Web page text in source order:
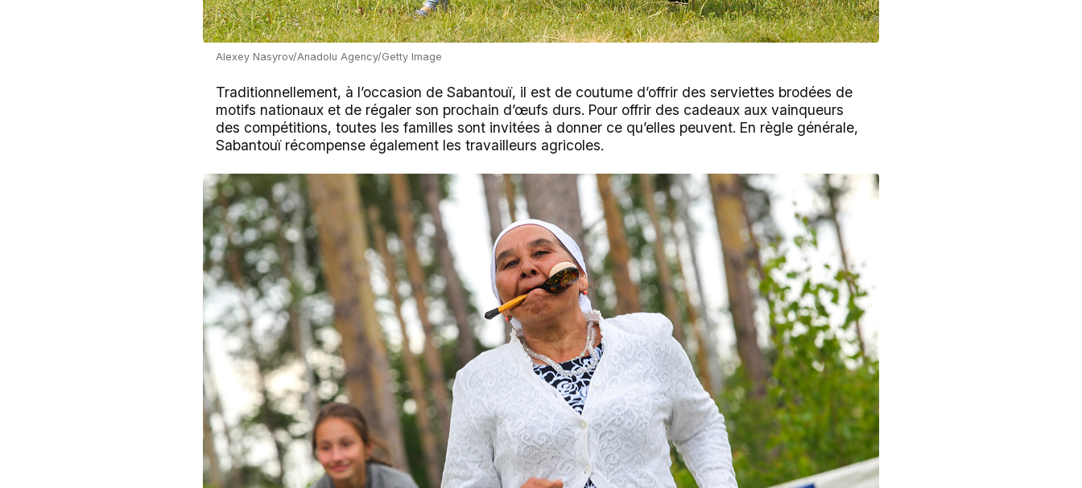
Alexey Nasyrov/Anadolu Agency/Getty Image
Traditionnellement, à l’occasion de Sabantouï, il est de coutume d’offrir des serviettes brodées de
motifs nationaux et de régaler son prochain d’œufs durs. Pour offrir des cadeaux aux vainqueurs
des compétitions, toutes les familles sont invitées à donner ce qu’elles peuvent. En règle générale,
Sabantouï récompense également les travailleurs agricoles.